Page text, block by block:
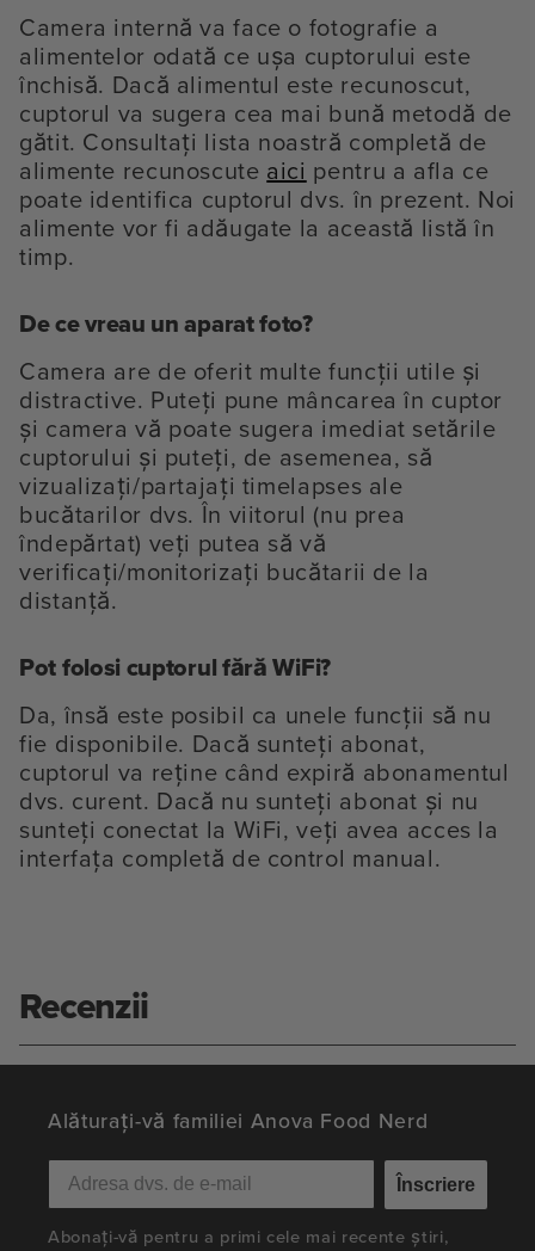
Camera internă va face o fotografie a
alimentelor odată ce ușa cuptorului este
închisă. Dacă alimentul este recunoscut,
cuptorul va sugera cea mai bună metodă de
gătit. Consultați lista noastră completă de
alimente recunoscuteaicipentru a afla ce
poate identifica cuptorul dvs. în prezent. Noi
alimente vor fi adăugate la această listă în
timp.
De ce vreau un aparat foto?
Camera are de oferit multe funcții utile și
distractive. Puteți pune mâncarea în cuptor
și camera vă poate sugera imediat setările
cuptorului și puteți, de asemenea, să
vizualizați/partajați timelapses ale
bucătarilor dvs. În viitorul (nu prea
îndepărtat) veți putea să vă
verificați/monitorizați bucătarii de la
distanță.
Pot folosi cuptorul fără WiFi?
Da, însă este posibil ca unele funcții să nu
fie disponibile. Dacă sunteți abonat,
cuptorul va reține când expiră abonamentul
dvs. curent. Dacă nu sunteți abonat și nu
sunteți conectat la WiFi, veți avea acces la
interfața completă de control manual.
Recenzii
Alăturați-vă familiei Anova Food Nerd
Înscriere
Abonați-vă pentru a primi cele mai recente știri,